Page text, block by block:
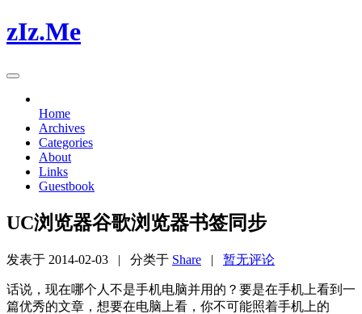
zIz.Me
Home
Archives
Categories
About
Links
Guestbook
UC浏览器谷歌浏览器书签同步
发表于 2014-02-03 | 分类于 Share | 暂无评论
话说，现在哪个人不是手机电脑并用的？要是在手机上看到一
篇优秀的文章，想要在电脑上看，你不可能照着手机上的